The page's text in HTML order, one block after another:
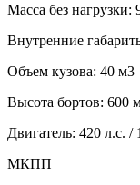
Масса без нагрузки:
Внутренние
Объем кузова: 40 м3
Высота бортов: 600
Двигатель: 420 л.с. /
МКПП